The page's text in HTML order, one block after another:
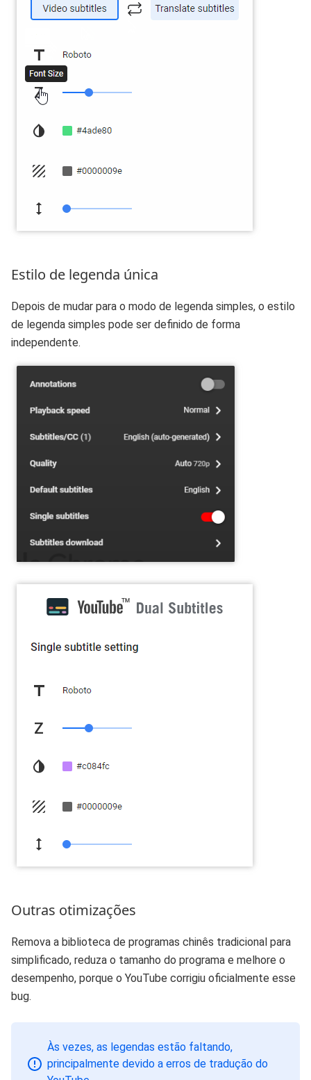
Estilo de legenda única
Depois de mudar para o modo de legenda simples, o estilo
de legenda simples pode ser definido de forma
independente.
Outras otimizações
Remova a biblioteca de programas chinês tradicional para
simplificado, reduza o tamanho do programa e melhore o
desempenho, porque o YouTube corrigiu oficialmente esse
bug.
Às vezes, as legendas estão faltando,
principalmente devido a erros de tradução do